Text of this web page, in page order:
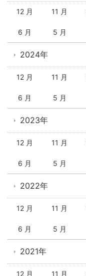
12 月 11 月
6 月 5 月
2024年
12 月 11 月
6 月 5 月
2023年
12 月 11 月
6 月 5 月
2022年
12 月 11 月
6 月 5 月
2021年
12 月 11 月